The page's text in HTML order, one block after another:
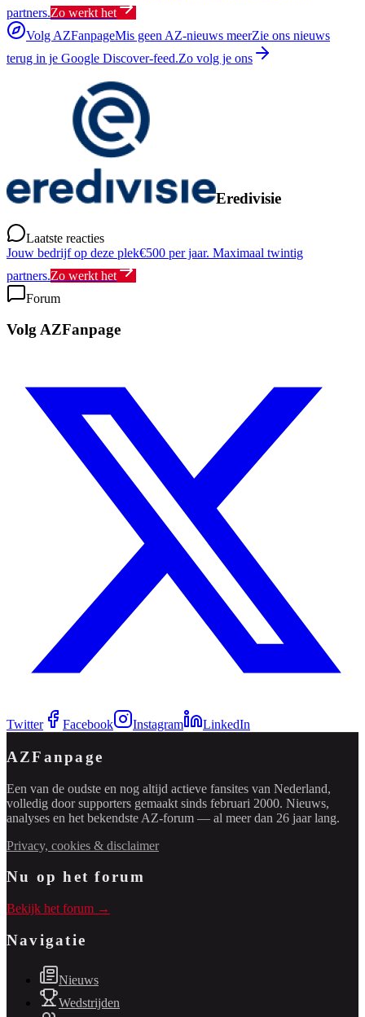
partners.Zo werkt het
Volg AZFanpageMis geen AZ-nieuws meerZie ons nieuws
terug in je Google Discover-feed.Zo volg je ons
Eredivisie
Laatste reacties
Jouw bedrijf op deze plek€500 per jaar. Maximaal twintig
partners.Zo werkt het
Forum
Volg AZFanpage
Twitter Facebook Instagram LinkedIn
AZFanpage
Een van de oudste en nog altijd actieve fansites van Nederland,
volledig door supporters gemaakt sinds februari 2000. Nieuws,
analyses en het bekendste AZ-forum — al meer dan 26 jaar lang.
Privacy, cookies & disclaimer
Nu op het forum
Bekijk het forum →
Navigatie
Nieuws
Wedstrijden